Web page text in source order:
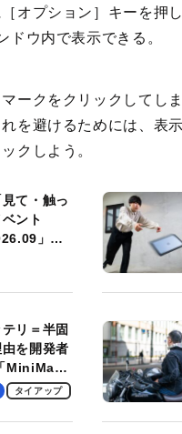
オプション］キーを押
ドウ内で表示できる。
ークをクリックしてし
を避けるためには、表
クしよう。
て・触っ
ント
」
開催しま
リ＝半固
を開発者
MiniMag
も
タイアップ